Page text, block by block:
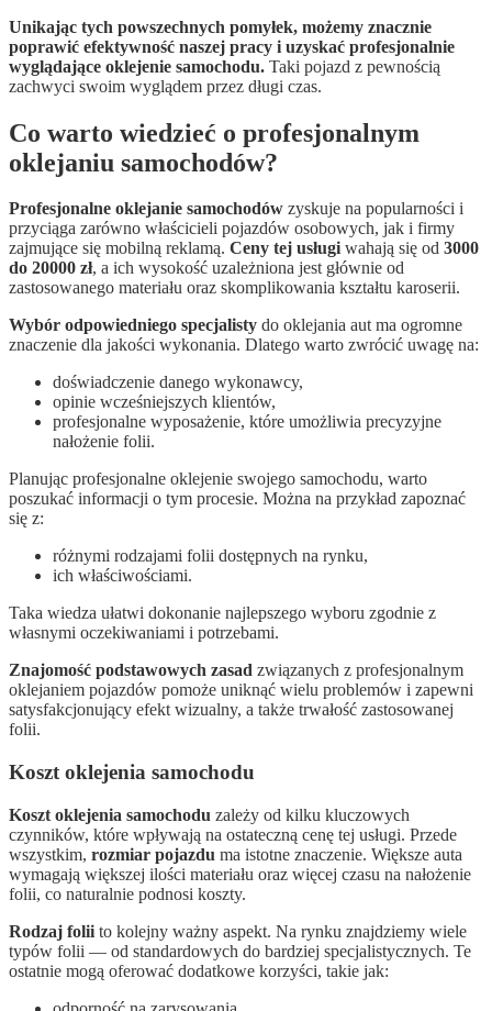
Unikając tych powszechnych pomyłek, możemy znacznie
poprawić efektywność naszej pracy i uzyskać profesjonalnie
wyglądające oklejenie samochodu. Taki pojazd z pewnością
zachwyci swoim wyglądem przez długi czas.
Co warto wiedzieć o profesjonalnym
oklejaniu samochodów?
Profesjonalne oklejanie samochodów zyskuje na popularności i
przyciąga zarówno właścicieli pojazdów osobowych, jak i firmy
zajmujące się mobilną reklamą. Ceny tej usługiwahają się od 3000
do 20000 zł, a ich wysokość uzależniona jest głównie od
zastosowanego materiału oraz skomplikowania kształtu karoserii.
Wybór odpowiedniego specjalisty do oklejania aut ma ogromne
znaczenie dla jakości wykonania. Dlatego warto zwrócić uwagę na:
doświadczenie danego wykonawcy,
opinie wcześniejszych klientów,
profesjonalne wyposażenie, które umożliwia precyzyjne
nałożenie folii.
Planując profesjonalne oklejenie swojego samochodu, warto
poszukać informacji o tym procesie. Można na przykład zapoznać
się z:
różnymi rodzajami folii dostępnych na rynku,
ich właściwościami.
Taka wiedza ułatwi dokonanie najlepszego wyboru zgodnie z
własnymi oczekiwaniami i potrzebami.
Znajomość podstawowych zasad związanych z profesjonalnym
oklejaniem pojazdów pomoże uniknąć wielu problemów i zapewni
satysfakcjonujący efekt wizualny, a także trwałość zastosowanej
folii.
Koszt oklejenia samochodu
Koszt oklejenia samochodu zależy od kilku kluczowych
czynników, które wpływają na ostateczną cenę tej usługi. Przede
wszystkim, rozmiar pojazdu ma istotne znaczenie. Większe auta
wymagają większej ilości materiału oraz więcej czasu na nałożenie
folii, co naturalnie podnosi koszty.
Rodzaj folii to kolejny ważny aspekt. Na rynku znajdziemy wiele
typów folii — od standardowych do bardziej specjalistycznych. Te
ostatnie mogą oferować dodatkowe korzyści, takie jak: